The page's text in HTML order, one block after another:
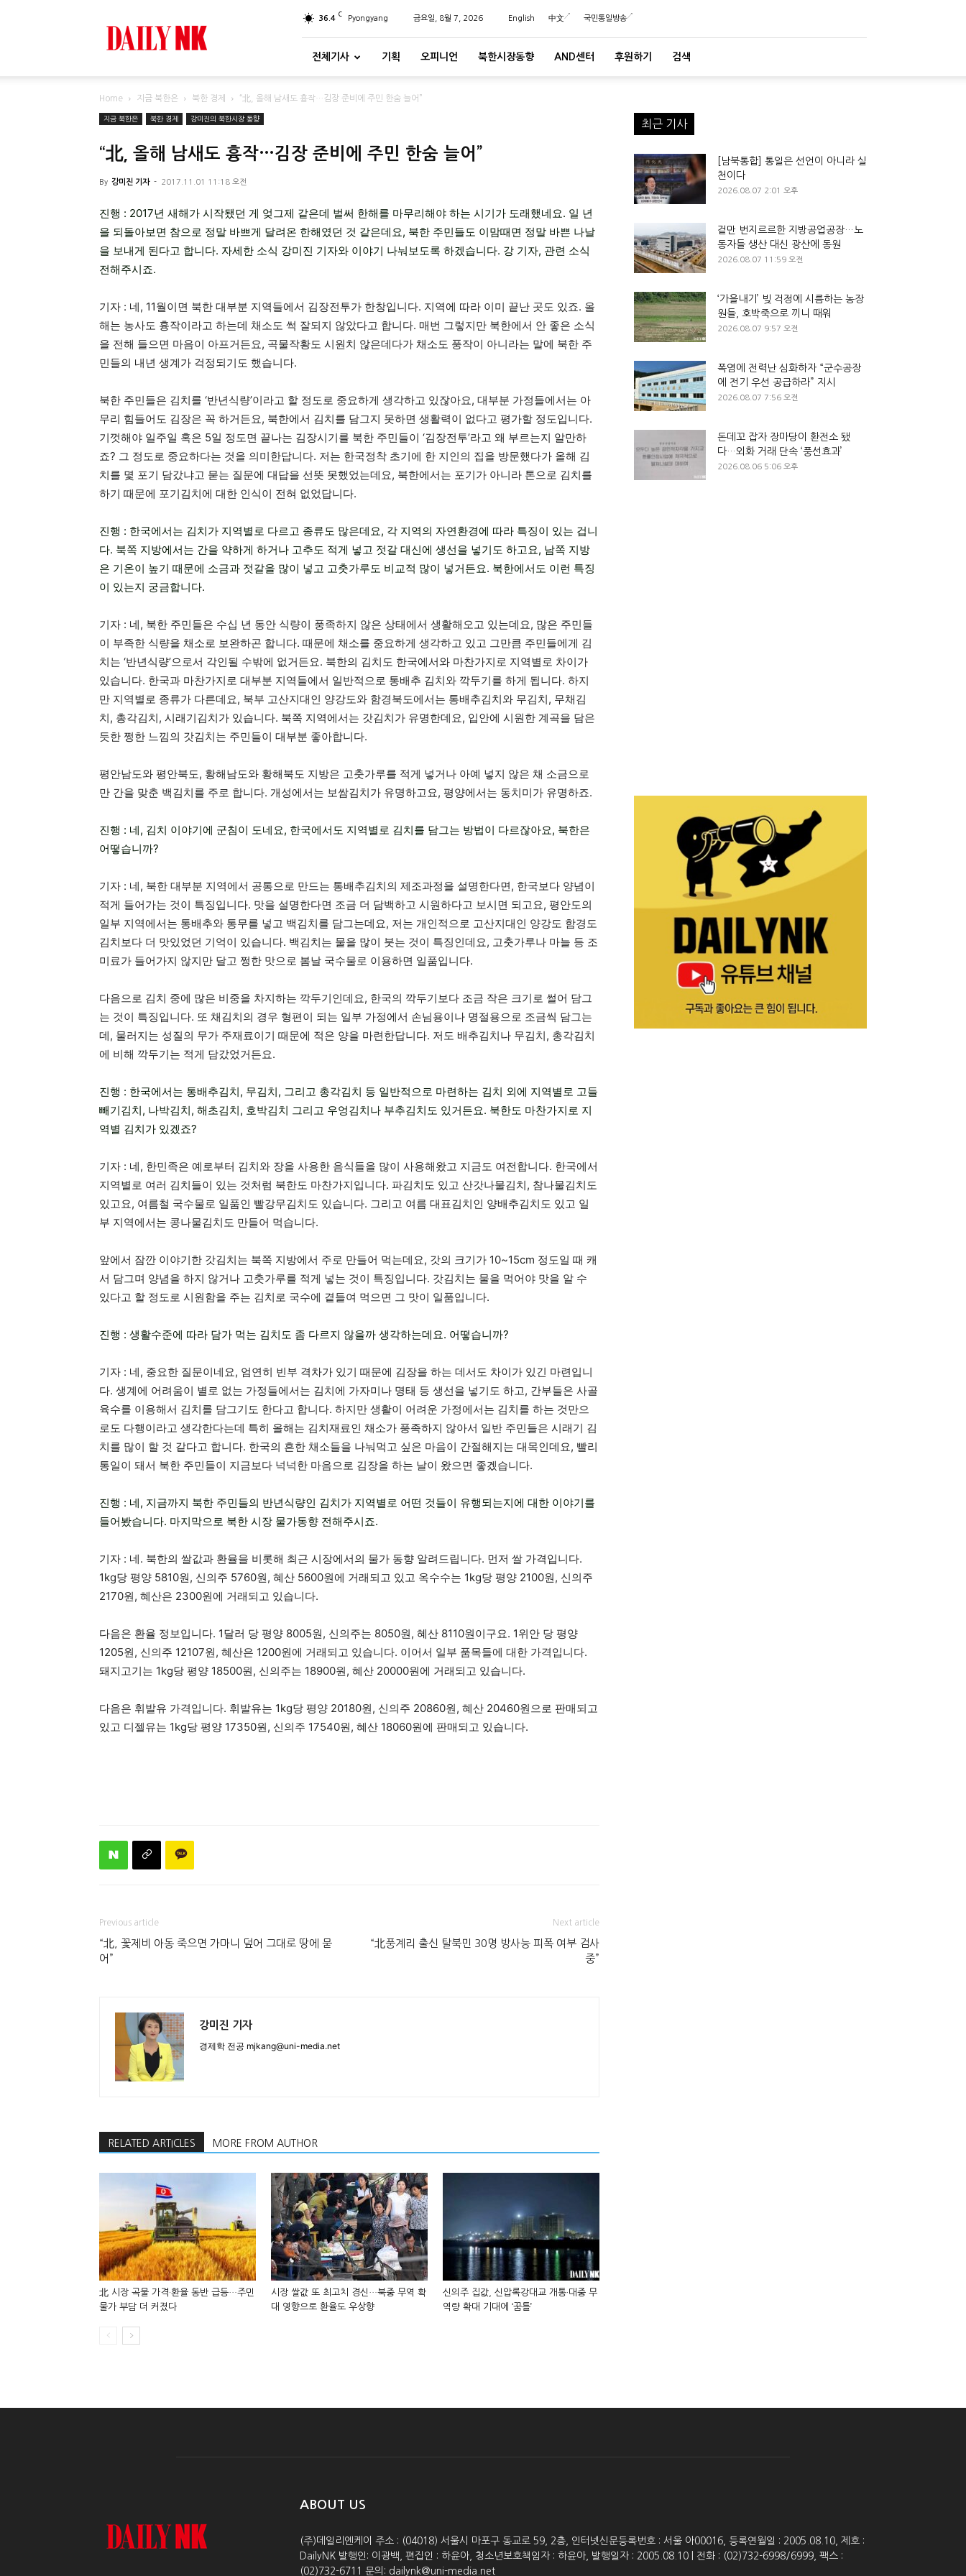
36.4 C Pyongyang 금요일, 8월 7, 2026 English 中文 국민통일방송
전체기사 기획 오피니언 북한시장동향 AND센터 후원하기 검색
Home 지금 북한은 북한 경제 “北, 올해 남새도 흉작…김장 준비에 주민 한숨 늘어”
지금 북한은 북한 경제 강미진의 북한시장 동향
“北, 올해 남새도 흉작…김장 준비에 주민 한숨 늘어”
By 강미진 기자 - 2017.11.01 11:18 오전
진행 : 2017년 새해가 시작됐던 게 엊그제 같은데 벌써 한해를 마무리해야 하는 시기가 도래했네요. 일 년
을 되돌아보면 참으로 정말 바쁘게 달려온 한해였던 것 같은데요, 북한 주민들도 이맘때면 정말 바쁜 나날
을 보내게 된다고 합니다. 자세한 소식 강미진 기자와 이야기 나눠보도록 하겠습니다. 강 기자, 관련 소식
전해주시죠.
기자 : 네, 11월이면 북한 대부분 지역들에서 김장전투가 한창입니다. 지역에 따라 이미 끝난 곳도 있죠. 올
해는 농사도 흉작이라고 하는데 채소도 썩 잘되지 않았다고 합니다. 매번 그렇지만 북한에서 안 좋은 소식
을 전해 들으면 마음이 아프거든요, 곡물작황도 시원치 않은데다가 채소도 풍작이 아니라는 말에 북한 주
민들의 내년 생계가 걱정되기도 했습니다.
북한 주민들은 김치를 ‘반년식량’이라고 할 정도로 중요하게 생각하고 있잖아요, 대부분 가정들에서는 아
무리 힘들어도 김장은 꼭 하거든요, 북한에서 김치를 담그지 못하면 생활력이 없다고 평가할 정도입니다.
기껏해야 일주일 혹은 5일 정도면 끝나는 김장시기를 북한 주민들이 ‘김장전투’라고 왜 부르는지 알만하
죠? 그 정도로 중요하다는 것을 의미한답니다. 저는 한국정착 초기에 한 지인의 집을 방문했다가 올해 김
치를 몇 포기 담갔냐고 묻는 질문에 대답을 선뜻 못했었는데요, 북한에서는 포기가 아니라 톤으로 김치를
하기 때문에 포기김치에 대한 인식이 전혀 없었답니다.
진행 : 한국에서는 김치가 지역별로 다르고 종류도 많은데요, 각 지역의 자연환경에 따라 특징이 있는 겁니
다. 북쪽 지방에서는 간을 약하게 하거나 고추도 적게 넣고 젓갈 대신에 생선을 넣기도 하고요, 남쪽 지방
은 기온이 높기 때문에 소금과 젓갈을 많이 넣고 고춧가루도 비교적 많이 넣거든요. 북한에서도 이런 특징
이 있는지 궁금합니다.
기자 : 네, 북한 주민들은 수십 년 동안 식량이 풍족하지 않은 상태에서 생활해오고 있는데요, 많은 주민들
이 부족한 식량을 채소로 보완하곤 합니다. 때문에 채소를 중요하게 생각하고 있고 그만큼 주민들에게 김
치는 ‘반년식량’으로서 각인될 수밖에 없거든요. 북한의 김치도 한국에서와 마찬가지로 지역별로 차이가
있습니다. 한국과 마찬가지로 대부분 지역들에서 일반적으로 통배추 김치와 깍두기를 하게 됩니다. 하지
만 지역별로 종류가 다른데요, 북부 고산지대인 양강도와 함경북도에서는 통배추김치와 무김치, 무채김
치, 총각김치, 시래기김치가 있습니다. 북쪽 지역에서는 갓김치가 유명한데요, 입안에 시원한 계곡을 담은
듯한 쩡한 느낌의 갓김치는 주민들이 대부분 좋아합니다.
평안남도와 평안북도, 황해남도와 황해북도 지방은 고춧가루를 적게 넣거나 아예 넣지 않은 채 소금으로
만 간을 맞춘 백김치를 주로 합니다. 개성에서는 보쌈김치가 유명하고요, 평양에서는 동치미가 유명하죠.
진행 : 네, 김치 이야기에 군침이 도네요, 한국에서도 지역별로 김치를 담그는 방법이 다르잖아요, 북한은
어떻습니까?
기자 : 네, 북한 대부분 지역에서 공통으로 만드는 통배추김치의 제조과정을 설명한다면, 한국보다 양념이
적게 들어가는 것이 특징입니다. 맛을 설명한다면 조금 더 담백하고 시원하다고 보시면 되고요, 평안도의
일부 지역에서는 통배추와 통무를 넣고 백김치를 담그는데요, 저는 개인적으로 고산지대인 양강도 함경도
김치보다 더 맛있었던 기억이 있습니다. 백김치는 물을 많이 붓는 것이 특징인데요, 고춧가루나 마늘 등 조
미료가 들어가지 않지만 달고 쩡한 맛으로 봄날 국수물로 이용하면 일품입니다.
다음으로 김치 중에 많은 비중을 차지하는 깍두기인데요, 한국의 깍두기보다 조금 작은 크기로 썰어 담그
는 것이 특징입니다. 또 채김치의 경우 형편이 되는 일부 가정에서 손님용이나 명절용으로 조금씩 담그는
데, 물러지는 성질의 무가 주재료이기 때문에 적은 양을 마련한답니다. 저도 배추김치나 무김치, 총각김치
에 비해 깍두기는 적게 담갔었거든요.
진행 : 한국에서는 통배추김치, 무김치, 그리고 총각김치 등 일반적으로 마련하는 김치 외에 지역별로 고들
빼기김치, 나박김치, 해초김치, 호박김치 그리고 우엉김치나 부추김치도 있거든요. 북한도 마찬가지로 지
역별 김치가 있겠죠?
기자 : 네, 한민족은 예로부터 김치와 장을 사용한 음식들을 많이 사용해왔고 지금도 여전합니다. 한국에서
지역별로 여러 김치들이 있는 것처럼 북한도 마찬가지입니다. 파김치도 있고 산갓나물김치, 참나물김치도
있고요, 여름철 국수물로 일품인 빨강무김치도 있습니다. 그리고 여름 대표김치인 양배추김치도 있고 일
부 지역에서는 콩나물김치도 만들어 먹습니다.
앞에서 잠깐 이야기한 갓김치는 북쪽 지방에서 주로 만들어 먹는데요, 갓의 크기가 10~15cm 정도일 때 캐
서 담그며 양념을 하지 않거나 고춧가루를 적게 넣는 것이 특징입니다. 갓김치는 물을 먹어야 맛을 알 수
있다고 할 정도로 시원함을 주는 김치로 국수에 곁들여 먹으면 그 맛이 일품입니다.
진행 : 생활수준에 따라 담가 먹는 김치도 좀 다르지 않을까 생각하는데요. 어떻습니까?
기자 : 네, 중요한 질문이네요, 엄연히 빈부 격차가 있기 때문에 김장을 하는 데서도 차이가 있긴 마련입니
다. 생계에 어려움이 별로 없는 가정들에서는 김치에 가자미나 명태 등 생선을 넣기도 하고, 간부들은 사골
육수를 이용해서 김치를 담그기도 한다고 합니다. 하지만 생활이 어려운 가정에서는 김치를 하는 것만으
로도 다행이라고 생각한다는데 특히 올해는 김치재료인 채소가 풍족하지 않아서 일반 주민들은 시래기 김
치를 많이 할 것 같다고 합니다. 한국의 흔한 채소들을 나눠먹고 싶은 마음이 간절해지는 대목인데요, 빨리
통일이 돼서 북한 주민들이 지금보다 넉넉한 마음으로 김장을 하는 날이 왔으면 좋겠습니다.
진행 : 네, 지금까지 북한 주민들의 반년식량인 김치가 지역별로 어떤 것들이 유행되는지에 대한 이야기를
들어봤습니다. 마지막으로 북한 시장 물가동향 전해주시죠.
기자 : 네. 북한의 쌀값과 환율을 비롯해 최근 시장에서의 물가 동향 알려드립니다. 먼저 쌀 가격입니다.
1kg당 평양 5810원, 신의주 5760원, 혜산 5600원에 거래되고 있고 옥수수는 1kg당 평양 2100원, 신의주
2170원, 혜산은 2300원에 거래되고 있습니다.
다음은 환율 정보입니다. 1달러 당 평양 8005원, 신의주는 8050원, 혜산 8110원이구요. 1위안 당 평양
1205원, 신의주 12107원, 혜산은 1200원에 거래되고 있습니다. 이어서 일부 품목들에 대한 가격입니다.
돼지고기는 1kg당 평양 18500원, 신의주는 18900원, 혜산 20000원에 거래되고 있습니다.
다음은 휘발유 가격입니다. 휘발유는 1kg당 평양 20180원, 신의주 20860원, 혜산 20460원으로 판매되고
있고 디젤유는 1kg당 평양 17350원, 신의주 17540원, 혜산 18060원에 판매되고 있습니다.
Previous article
“北, 꽃제비 아동 죽으면 가마니 덮어 그대로 땅에 묻
어”
Next article
“北풍계리 출신 탈북민 30명 방사능 피폭 여부 검사
중”
강미진 기자
경제학 전공 mjkang@uni-media.net
RELATED ARTICLES MORE FROM AUTHOR
北 시장 곡물 가격·환율 동반 급등…주민
물가 부담 더 커졌다
시장 쌀값 또 최고치 경신…북중 무역 확
대 영향으로 환율도 우상향
신의주 집값, 신압록강대교 개통·대중 무
역량 확대 기대에 ‘꿈틀’
최근 기사
[남북통합] 통일은 선언이 아니라 실
천이다
2026.08.07 2:01 오후
겉만 번지르르한 지방공업공장…노
동자들 생산 대신 광산에 동원
2026.08.07 11:59 오전
‘가을내기’ 빚 걱정에 시름하는 농장
원들, 호박죽으로 끼니 때워
2026.08.07 9:57 오전
폭염에 전력난 심화하자 “군수공장
에 전기 우선 공급하라” 지시
2026.08.07 7:56 오전
돈데꼬 잡자 장마당이 환전소 됐
다…외화 거래 단속 ‘풍선효과’
2026.08.06 5:06 오후
ABOUT US
(주)데일리엔케이 주소 : (04018) 서울시 마포구 동교로 59, 2층, 인터넷신문등록번호 : 서울 아00016, 등록연월일 : 2005.08.10, 제호 :
DailyNK 발행인: 이광백, 편집인 : 하윤아, 청소년보호책임자 : 하윤아, 발행일자 : 2005.08.10 | 전화 : (02)732-6998/6999, 팩스 :
(02)732-6711 문의: dailynk@uni-media.net